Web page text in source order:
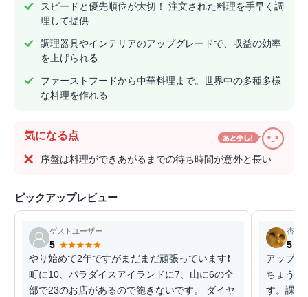
スピードと優先順位が大切！ 注文された料理を手早く調
理して提供
調理器具やインテリアのアップグレードで、収益の効率
を上げられる
ファーストフードから中華料理まで。世界中の多種多様
な料理を作れる
気になる点
序盤は料理ができあがるまでの待ち時間が意外と長い
ピックアップレビュー
ゲストユーザー
5
やり始めて2年ですがまだまだ頑張っています❗
町に10、パラダイスアイランドに7、山に6の全
部で23のお店があるので飽きないです。 ダイヤ
杏子
5
アップロ
ちょうど
す。課金